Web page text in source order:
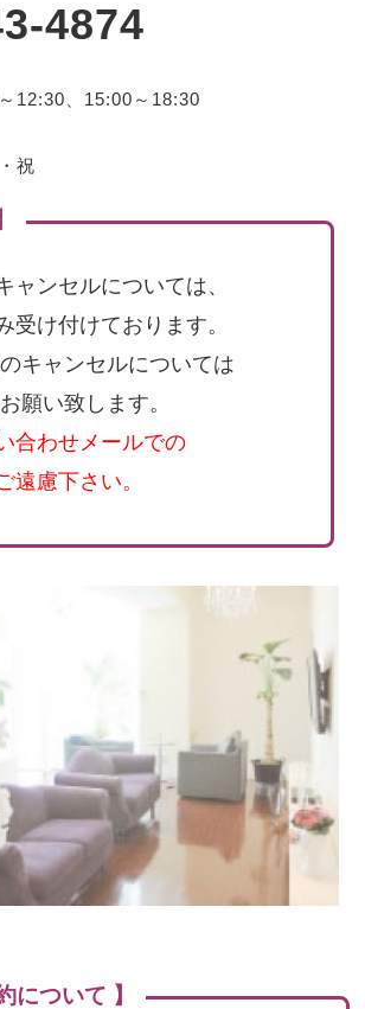
4874
12:30、15:00～18:30
祝
ャンセルについては、
受け付けております。
キャンセルについては
願い致します。
合わせメールでの
慮下さい。
について 】